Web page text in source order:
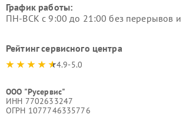
График работы:
ПН-ВСК с 9:00 до 21:00 без перерывов
Рейтинг сервисного центра
4.9-5.0
ООО "Русервис"
ИНН 7702633247
ОГРН 1077746335776